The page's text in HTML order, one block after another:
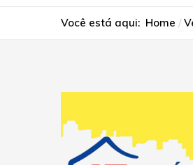
Você está aqui: Home